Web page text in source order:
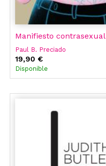
Manifiesto contrasexual
Paul B. Preciado
19,90 €
Disponible